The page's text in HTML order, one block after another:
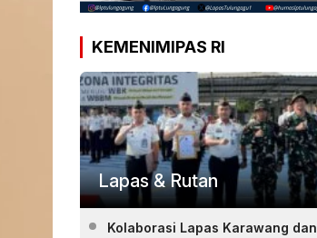
KEMENIMIPAS RI
Lapas & Rutan
Kolaborasi Lapas Karawang dan